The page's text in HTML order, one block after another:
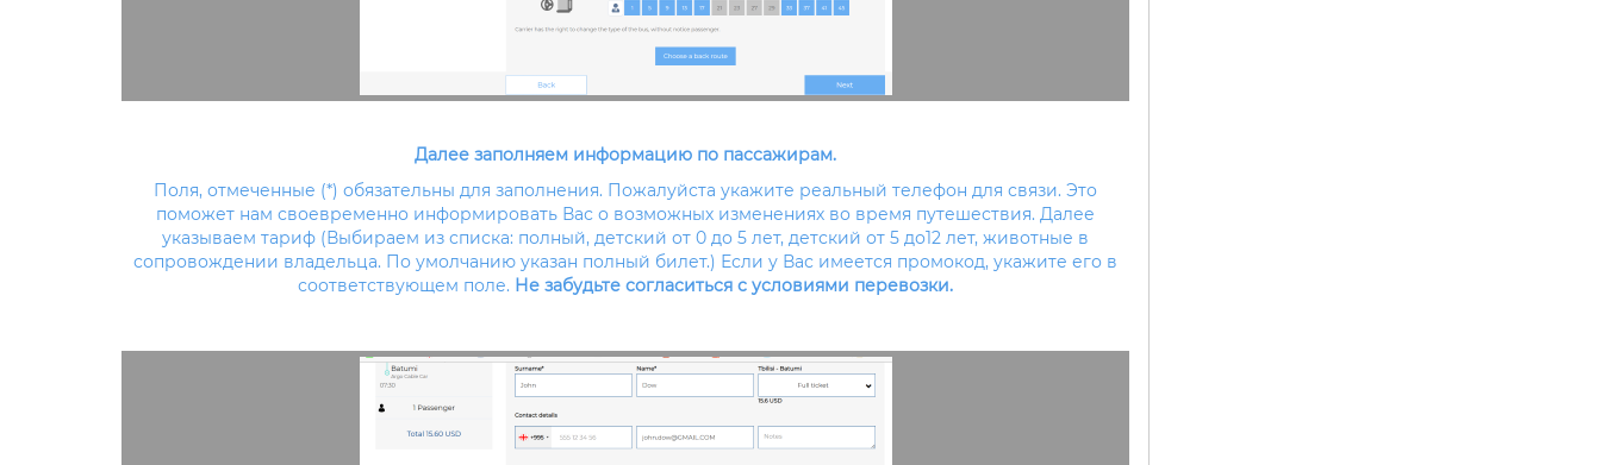
Далее заполняем информацию по пассажирам.
Поля, отмеченные (*) обязательны для заполнения. Пожалуйста укажите реальный телефон для связи. Это
поможет нам своевременно информировать Вас о возможных изменениях во время путешествия. Далее
указываем тариф (Выбираем из списка: полный, детский от 0 до 5 лет, детский от 5 до12 лет, животные в
сопровождении владельца. По умолчанию указан полный билет.) Если у Вас имеется промокод, укажите его в
соответствующем поле. Не забудьте согласиться с условиями перевозки.